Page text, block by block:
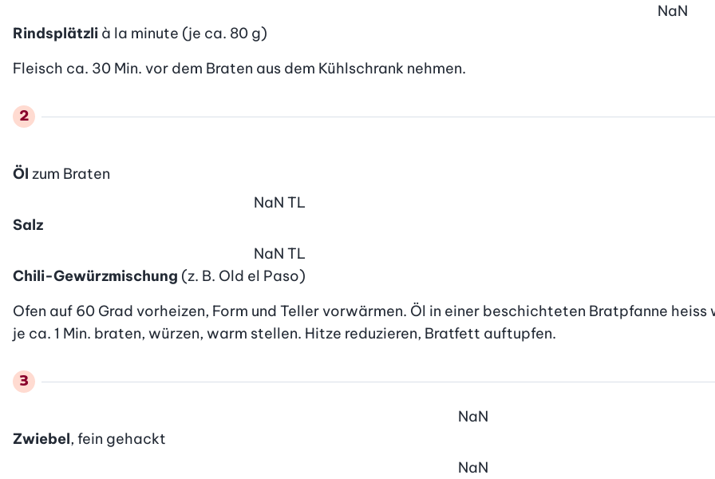
Rindsplätzli à la minute (je ca. 80 g)
NaN
Fleisch ca. 30 Min. vor dem Braten aus dem Kühlschrank nehmen.
Öl zum Braten
Salz
NaN TL
Chili-Gewürzmischung (z. B. Old el Paso)
NaN TL
Ofen auf 60 Grad vorheizen, Form und Teller vorwärmen. Öl in einer beschichteten Bratpfanne
je ca. 1 Min. braten, würzen, warm stellen. Hitze reduzieren, Bratfett auftupfen.
Zwiebel, fein gehackt
NaN
NaN